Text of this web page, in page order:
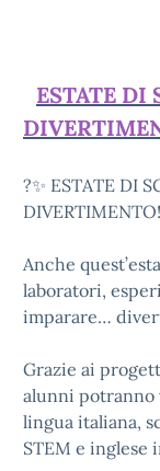
ESTATE DI
?✨ ESTATE DI
Anche
laboratori,
imparare…
Grazie ai
alunni
lingua italiana,
STEM e inglese